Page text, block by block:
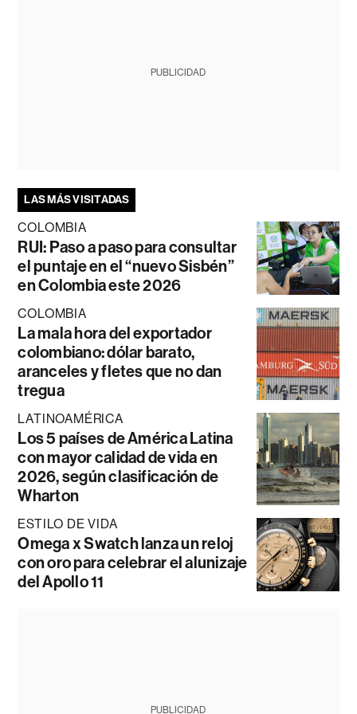
PUBLICIDAD
LAS MÁS VISITADAS
COLOMBIA
RUI: Paso a paso para consultar
el puntaje en el “nuevo Sisbén”
en Colombia este 2026
COLOMBIA
La mala hora del exportador
colombiano: dólar barato,
aranceles y fletes que no dan
tregua
LATINOAMÉRICA
Los 5 países de América Latina
con mayor calidad de vida en
2026, según clasificación de
Wharton
ESTILO DE VIDA
Omega x Swatch lanza un reloj
con oro para celebrar el alunizaje
del Apollo 11
PUBLICIDAD